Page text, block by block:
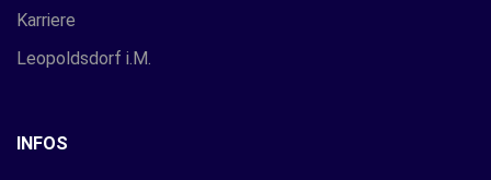
Karriere
Leopoldsdorf i.M.
INFOS